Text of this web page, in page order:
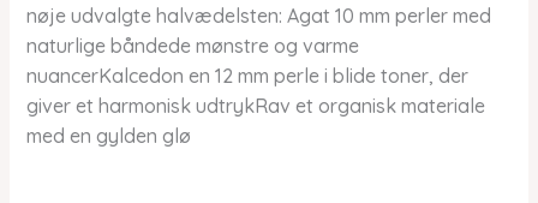
nøje udvalgte halvædelsten: Agat 10 mm perler med
naturlige båndede mønstre og varme
nuancerKalcedon en 12 mm perle i blide toner, der
giver et harmonisk udtrykRav et organisk materiale
med en gylden glø